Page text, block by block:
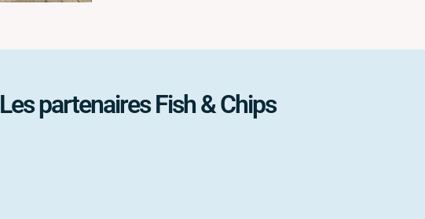
Les partenaires Fish & Chips